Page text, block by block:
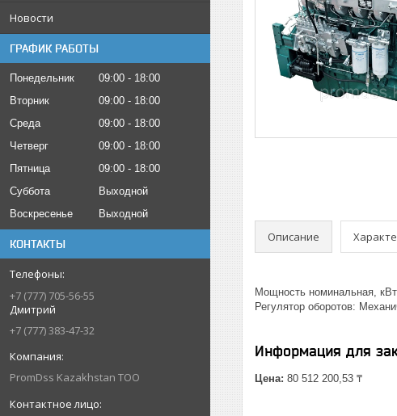
Новости
ГРАФИК РАБОТЫ
Понедельник 09:00
18:00
Вторник
09:00
18:00
Среда
09:00
18:00
Четверг
09:00
18:00
Пятница
09:00
18:00
Суббота
Выходной
Воскресенье
Выходной
КОНТАКТЫ
+7 (777) 705-56-55
Дмитрий
+7 (777) 383-47-32
PromDss Kazakhstan TOO
Описание
Мощность номинальная,
Регулятор оборотов:
Информация для
Цена: 80 512 200,53 ₸